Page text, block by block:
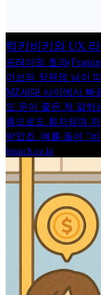
럭키비키와 UX
프레이밍 효과
이브의 장원영 님이
MZ세대 사이에서 빠
도 운이 좋은 척 말하
름으로도 회자되며
받았죠. 예를 들어 "
brunch.co.kr